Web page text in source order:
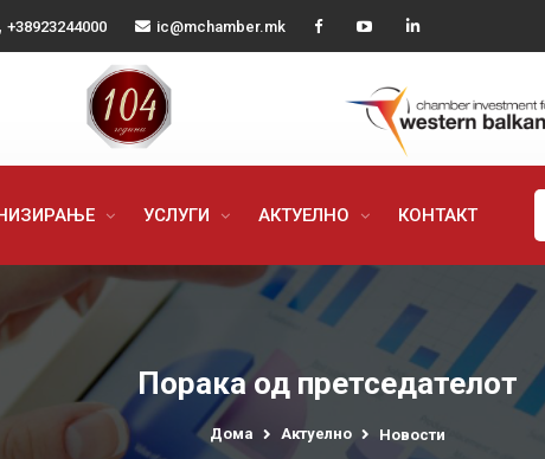
+38923244000 ic@mchamber.mk
УСЛУГИ АКТУЕЛНО КОНТАКТ
Порака од претседателот
Дома Актуелно Новости